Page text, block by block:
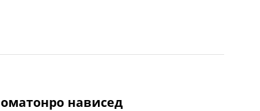
номатонро нависед